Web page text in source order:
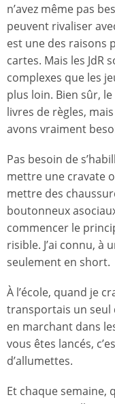
n’avez même pas
peuvent rivaliser
est une des raisons
cartes. Mais les JdR
complexes que les
plus loin. Bien sûr,
livres de règles,
avons vraiment
Pas besoin de
mettre une cravate
mettre des
boutonneux
commencer le
risible. J’ai connu, à
seulement en short.
À l’école, quand je
transportais un seul
en marchant dans
vous êtes lancés,
d’allumettes.
Et chaque semaine,